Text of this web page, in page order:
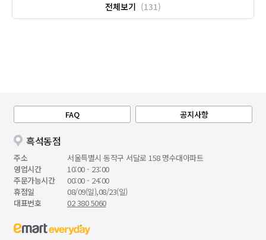
전체보기 (131)
FAQ 공지사항
흑석동점
주소
서울특별시 동작구 서달로 158 명수대아파트
영업시간
10:00 - 23:00
주문가능시간
00:00 - 24:00
휴점일
08/09(일),08/23(일)
대표번호
02 380 5060